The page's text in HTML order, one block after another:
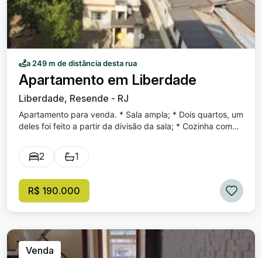
a 249 m de distância desta rua
Apartamento em Liberdade
Liberdade, Resende - RJ
Apartamento para venda. * Sala ampla; * Dois quartos, um
deles foi feito a partir da divisão da sala; * Cozinha com
2 1
R$ 190.000
Venda